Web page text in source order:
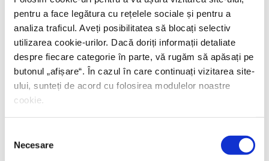
pentru a face legătura cu rețelele sociale și pentru a
analiza traficul. Aveți posibilitatea să blocați selectiv
utilizarea cookie-urilor. Dacă doriți informații detaliate
despre fiecare categorie în parte, vă rugăm să apăsați pe
butonul „afișare“. În cazul în care continuați vizitarea site-
ului, sunteți de acord cu folosirea modulelor noastre
cookie.
consimțământului
Necesare
PREȚ 71.99 RON